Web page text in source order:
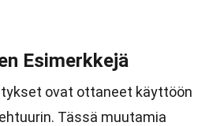
Esimerkkejä
ovat ottaneet käyttöön
Tässä muutamia